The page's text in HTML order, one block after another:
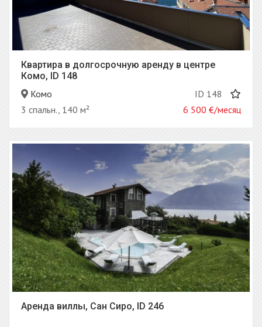
Квартира в долгосрочную аренду в центре
Комо, ID 148
Комо
ID 148
3 спальн., 140 м²
6 500 €/месяц
Аренда виллы, Сан Сиро, ID 246